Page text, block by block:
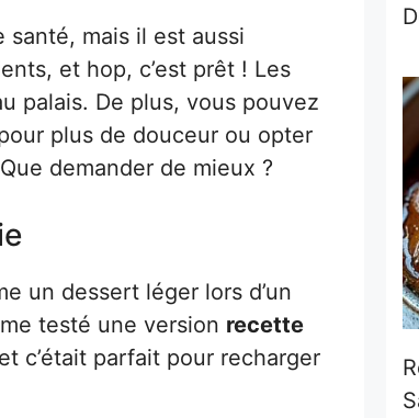
mais il est aussi
et hop, c’est prêt ! Les
palais. De plus, vous pouvez
plus de douceur ou opter
demander de mieux ?
un dessert léger lors d’un
testé une version recette
c’était parfait pour recharger